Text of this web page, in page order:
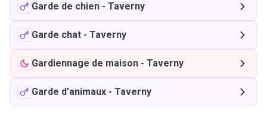
Garde de chien - Taverny
Garde chat - Taverny
Gardiennage de maison - Taverny
Garde d'animaux - Taverny